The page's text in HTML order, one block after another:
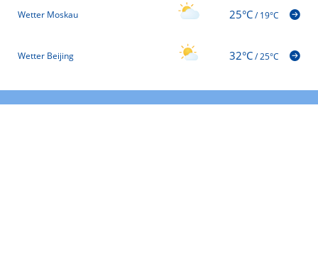
Wetter Moskau 25°C/19°C
Wetter Beijing 32°C/25°C